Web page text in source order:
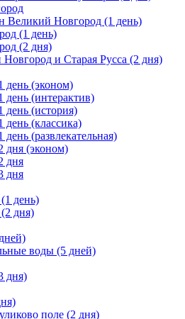
Великий Новгород (1 день)
(1 день)
(2 дня)
и Старая Русса (2 дня)
день (эконом)
день (интерактив)
день (история)
день (классика)
(развлекательная)
дня (эконом)
дня
дня
день)
дня)
воды (5 дней)
дня)
поле (2 дня)